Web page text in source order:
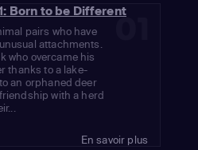
01
Born to be Different
pairs who have
attachments.
who overcame his
thanks to a lake-
an orphaned deer
with a herd
En savoir plus